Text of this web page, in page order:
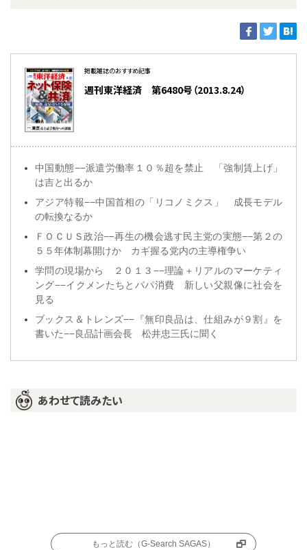
掲載雑誌のおすすめ記事
週刊東洋経済 第6480号（2013.8.24）
中国動態−−派遣労働率１０％超を禁止 「強制賃上げ」
は吉と出るか
アジア特報−−中国首相の「リコノミクス」 成長モデル
の転換なるか
ＦＯＣＵＳ政治−−再生の機会逃す民主党の実態−−第２の
５５年体制幕開けか カギ握る党内の主導権争い
学問の現場から ２０１３−−理論＋リアルのマーケティ
ング−−イクメンたちとパパ消費 新しい父親像に社会を
見る
ブックス＆トレンズ−−『無印良品は、仕組みが９割』を
書いた−−良品計画会長 松井忠三氏に聞く
あわせて読みたい
もっと読む（G-Search SAGAS）